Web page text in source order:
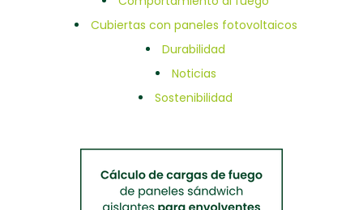
Cubiertas con paneles fotovoltaicos
Durabilidad
Noticias
Sostenibilidad